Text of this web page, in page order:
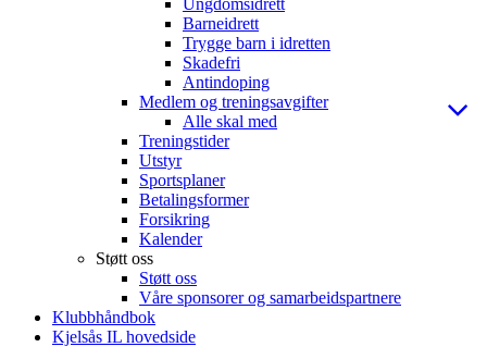
Ungdomsidrett
Barneidrett
Trygge barn i idretten
Skadefri
Antindoping
Medlem og treningsavgifter
Alle skal med
Treningstider
Utstyr
Sportsplaner
Betalingsformer
Forsikring
Kalender
Støtt oss
Støtt oss
Våre sponsorer og samarbeidspartnere
Klubbhåndbok
Kjelsås IL hovedside